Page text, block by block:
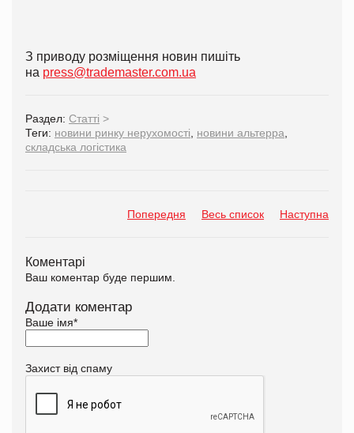
З приводу розміщення новин пишіть
на press@trademaster.com.ua
Раздел: Статті >
Теги: новини ринку нерухомості новини альтерра
складська логістика
Попередня Весь список Наступна
Коментарі
Ваш коментар буде першим.
Додати коментар
Ваше імя*
Захист від спаму